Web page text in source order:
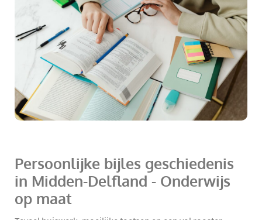
Persoonlijke bijles geschiedenis
in Midden-Delfland - Onderwijs
op maat